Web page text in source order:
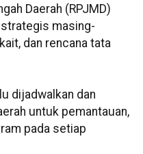
Daerah (RPJMD)
masing-
dan rencana tata
dijadwalkan dan
untuk pemantauan,
pada setiap